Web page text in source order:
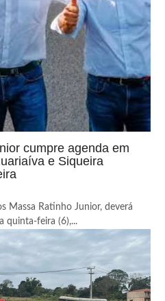
cumpre agenda em
e Siqueira
Massa Ratinho Junior, deverá
quinta-feira (6),...